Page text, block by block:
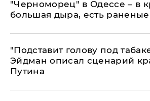
"Черноморец" в Одессе – в
большая дыра, есть раненые
​"Подставит голову под
Эйдман описал сценарий
Путина